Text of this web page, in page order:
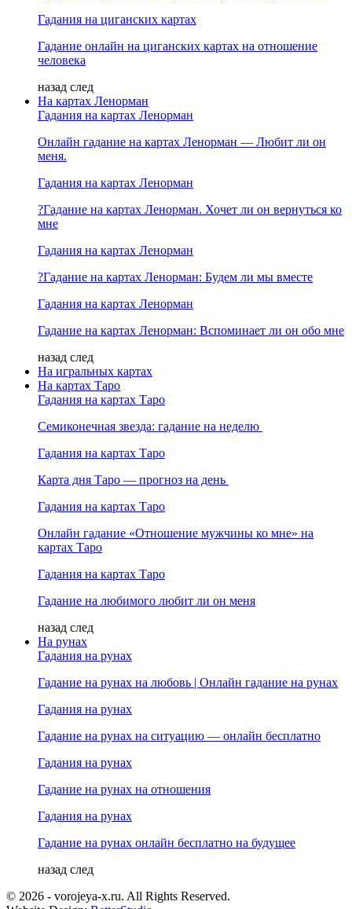
Гадания на циганских картах
Гадание онлайн на циганских картах на отношение
человека
назад след
На картах Ленорман
Гадания на картах Ленорман
Онлайн гадание на картах Ленорман — Любит ли он
меня.
Гадания на картах Ленорман
?Гадание на картах Ленорман. Хочет ли он вернуться ко
мне
Гадания на картах Ленорман
?Гадание на картах Ленорман: Будем ли мы вместе
Гадания на картах Ленорман
Гадание на картах Ленорман: Вспоминает ли он обо мне
назад след
На игральных картах
На картах Таро
Гадания на картах Таро
Семиконечная звезда: гадание на неделю
Гадания на картах Таро
Карта дня Таро — прогноз на день
Гадания на картах Таро
Онлайн гадание «Отношение мужчины ко мне» на
картах Таро
Гадания на картах Таро
Гадание на любимого любит ли он меня
назад след
На рунах
Гадания на рунах
Гадание на рунах на любовь | Онлайн гадание на рунах
Гадания на рунах
Гадание на рунах на ситуацию — онлайн бесплатно
Гадания на рунах
Гадание на рунах на отношения
Гадания на рунах
Гадание на рунах онлайн бесплатно на будущее
назад след
© 2026 - vorojeya-x.ru. All Rights Reserved.